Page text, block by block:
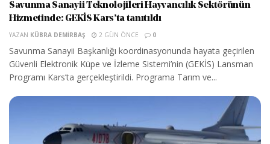
Savunma Sanayii Teknolojileri Hayvancılık Sektörünün
Hizmetinde: GEKİS Kars’ta tanıtıldı
YAZAN KÜBRA DEMIRBAŞ 2 GÜN ÖNCE 0
Savunma Sanayii Başkanlığı koordinasyonunda hayata geçirilen
Güvenli Elektronik Küpe ve İzleme Sistemi’nin (GEKİS) Lansman
Programı Kars’ta gerçekleştirildi. Programa Tarım ve...